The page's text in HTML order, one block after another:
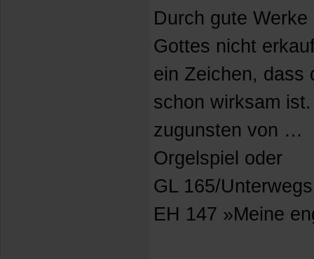
Durch gute
Gottes nicht
ein Zeichen, dass
schon wirksam
zugunsten von …
Orgelspiel oder
GL 165/
EH 147 »Meine